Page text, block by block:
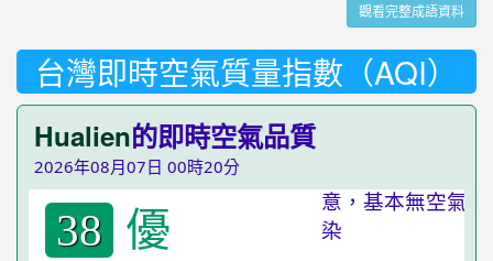
觀看完整成語資料
台灣即時空氣質量指數（AQI）
Hualien的即時空氣品質
2026年08月07日 00時20分
38 優